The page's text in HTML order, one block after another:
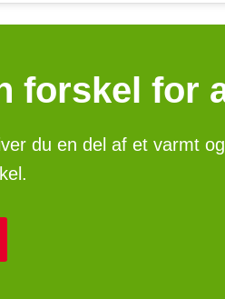
forskel for
du en del af et varmt